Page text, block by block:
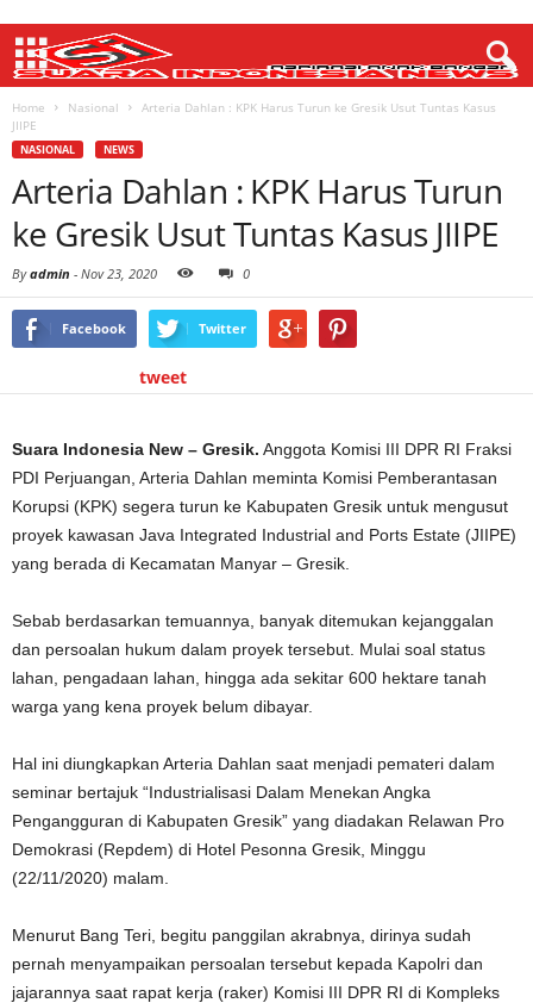
Home Nasional
Arteria Dahlan : KPK Harus Turun ke Gresik Usut Tuntas Kasus
JIIPE
NASIONAL NEWS
Arteria Dahlan : KPK Harus Turun
ke Gresik Usut Tuntas Kasus JIIPE
Byadmin - Nov 23, 2020 0
Facebook Twitter
tweet
Suara Indonesia New – Gresik. Anggota Komisi III DPR RI Fraksi
PDI Perjuangan, Arteria Dahlan meminta Komisi Pemberantasan
Korupsi (KPK) segera turun ke Kabupaten Gresik untuk mengusut
proyek kawasan Java Integrated Industrial and Ports Estate (JIIPE)
yang berada di Kecamatan Manyar – Gresik.
Sebab berdasarkan temuannya, banyak ditemukan kejanggalan
dan persoalan hukum dalam proyek tersebut. Mulai soal status
lahan, pengadaan lahan, hingga ada sekitar 600 hektare tanah
warga yang kena proyek belum dibayar.
Hal ini diungkapkan Arteria Dahlan saat menjadi pemateri dalam
seminar bertajuk “Industrialisasi Dalam Menekan Angka
Pengangguran di Kabupaten Gresik” yang diadakan Relawan Pro
Demokrasi (Repdem) di Hotel Pesonna Gresik, Minggu
(22/11/2020) malam.
Menurut Bang Teri, begitu panggilan akrabnya, dirinya sudah
pernah menyampaikan persoalan tersebut kepada Kapolri dan
jajarannya saat rapat kerja (raker) Komisi III DPR RI di Kompleks